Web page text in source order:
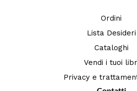
Ordini
Lista Desideri
Cataloghi
Vendi i tuoi
Privacy e